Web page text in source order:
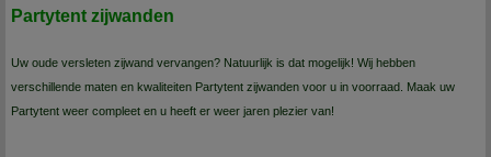
Partytent zijwanden
Uw oude versleten zijwand vervangen? Natuurlijk is dat mogelijk! Wij hebben
verschillende maten en kwaliteiten Partytent zijwanden voor u in voorraad. Maak uw
Partytent weer compleet en u heeft er weer jaren plezier van!